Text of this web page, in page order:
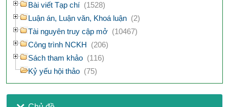
Bài viết Tạp chí (1528)
Luận án, Luận văn, Khoá luận (2)
Tài nguyên truy cập mở (10467)
Công trình NCKH (206)
Sách tham khảo (116)
Kỷ yếu hội thảo (75)